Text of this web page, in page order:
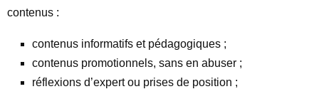
contenus :
contenus informatifs et pédagogiques ;
contenus promotionnels, sans en abuser ;
réflexions d’expert ou prises de position ;